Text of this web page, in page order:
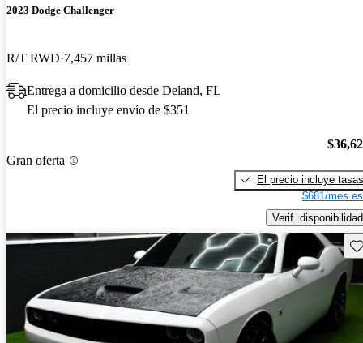
2023 Dodge Challenger
R/T RWD 7,457 millas
Entrega a domicilio desde Deland, FL
El precio incluye envío de $351
Gran oferta
El precio incluye tasas
$681/mes
Verif. disponibilidad